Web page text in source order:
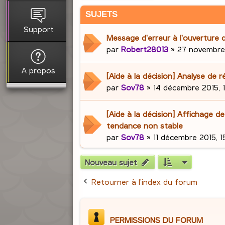
Support
A propos
SUJETS
Message d'erreur à l'ouverture
parRobert28013 »27
[Aide à la décision] Analyse de
parSov78 » 14 décembre 2015,
[Aide à la décision] Affichage
tendance non stable
parSov78 » 11 décembre 2015,
Nouveau sujet
Retourner à l’index du forum
PERMISSIONS DU FORUM